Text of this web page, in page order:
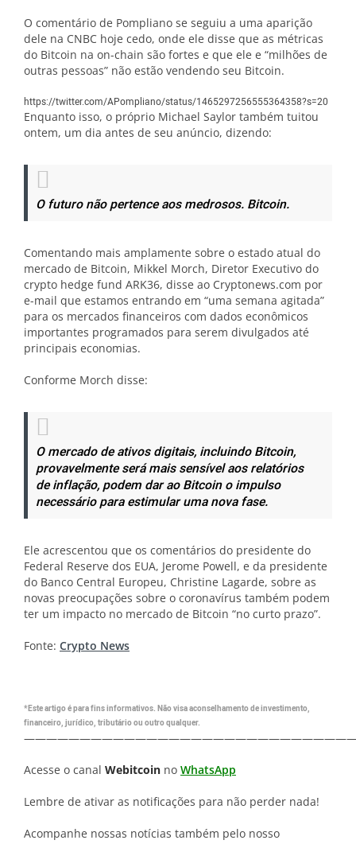
O comentário de Pompliano se seguiu a uma aparição
dele na CNBC hoje cedo, onde ele disse que as métricas
do Bitcoin na on-chain são fortes e que ele e “milhões de
outras pessoas” não estão vendendo seu Bitcoin.
https://twitter.com/APompliano/status/1465297256555364358?s=20
Enquanto isso, o próprio Michael Saylor também tuitou
ontem, um dia antes de seu anúncio, dizendo:
O futuro não pertence aos medrosos. Bitcoin.
Comentando mais amplamente sobre o estado atual do
mercado de Bitcoin, Mikkel Morch, Diretor Executivo do
crypto hedge fund ARK36, disse ao Cryptonews.com por
e-mail que estamos entrando em “uma semana agitada”
para os mercados financeiros com dados econômicos
importantes programados para serem divulgados até
principais economias.
Conforme Morch disse:
O mercado de ativos digitais, incluindo Bitcoin,
provavelmente será mais sensível aos relatórios
de inflação, podem dar ao Bitcoin o impulso
necessário para estimular uma nova fase.
Ele acrescentou que os comentários do presidente do
Federal Reserve dos EUA, Jerome Powell, e da presidente
do Banco Central Europeu, Christine Lagarde, sobre as
novas preocupações sobre o coronavírus também podem
ter um impacto no mercado de Bitcoin “no curto prazo”.
Fonte: Crypto News
*Este artigo é para fins informativos. Não visa aconselhamento de investimento,
financeiro, jurídico, tributário ou outro qualquer.
Acesse o canal Webitcoin no WhatsApp
Lembre de ativar as notificações para não perder nada!
Acompanhe nossas notícias também pelo nosso